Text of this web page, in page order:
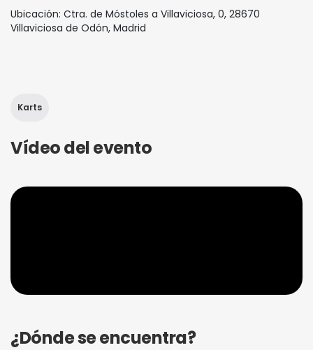
Ubicación: Ctra. de Móstoles a Villaviciosa, 0, 28670
Villaviciosa de Odón, Madrid
Karts
Vídeo del evento
¿Dónde se encuentra?